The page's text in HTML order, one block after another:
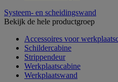
Systeem- en scheidingswand
Bekijk de hele productgroep
Accessoires voor
Schildercabine
Strippendeur
Werkplaatscabine
Werkplaatswand